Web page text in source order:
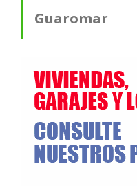
Guaromar